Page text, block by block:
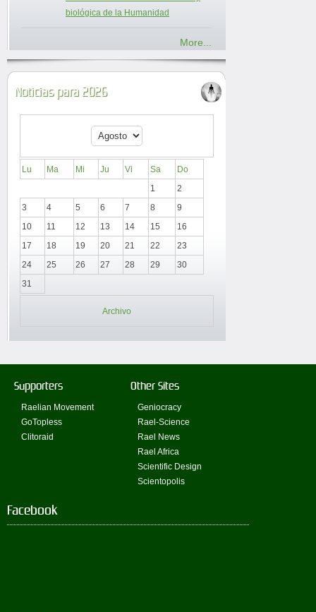
biológica de la Humanidad
More...
Noticias para 2026
Lu Ma Mi Ju Vi Sa
Do
1
2
3
4 5 6 7 8
9
10
11 12 13 14 15
16
17
18 19 20 21 22
23
24
25 26 27 28 29
30
31
Archivo
Supporters
Raelian Movement
GoTopless
Clitoraid
Other Sites
Geniocracy
Rael-Science
Rael News
Rael Africa
Scientific Design
Scientopolis
Facebook